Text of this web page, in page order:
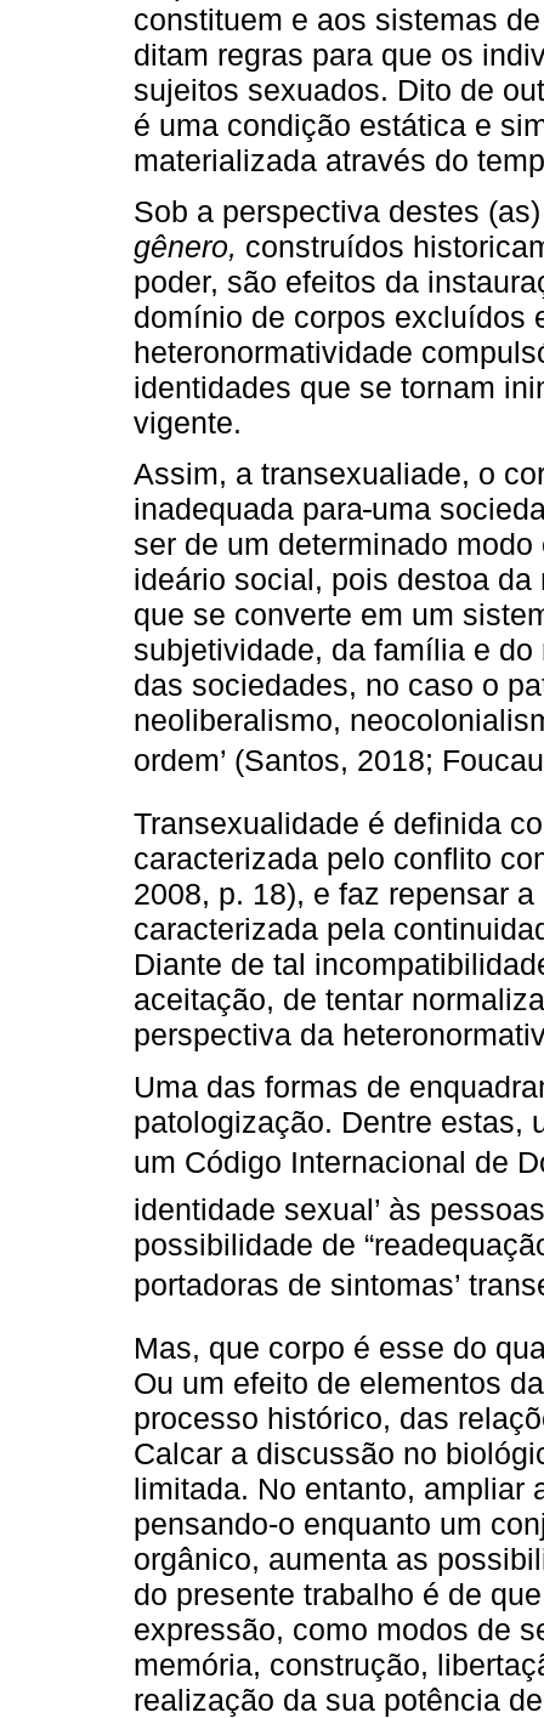
constituem e aos sistemas
ditam regras para que os
sujeitos sexuados. Dito de
é uma condição estática e
materializada através do
Sob a perspectiva destes
gênero, construídos
poder, são efeitos da
domínio de corpos excluídos
heteronormatividade
identidades que se tornam
vigente.
Assim, a transexualiade, o
inadequada para uma
ser de um determinado
ideário social, pois destoa
que se converte em um
subjetividade, da família e
das sociedades, no caso o
neoliberalismo,
ordem’ (Santos, 2018;
Transexualidade é definida
caracterizada pelo conflito
2008, p. 18), e faz repensar
caracterizada pela
Diante de tal
aceitação, de tentar
perspectiva da
Uma das formas de
patologização. Dentre estas,
um Código Internacional de
identidade sexual’ às
possibilidade de
portadoras de sintomas’
Mas, que corpo é esse do
Ou um efeito de elementos
processo histórico, das
Calcar a discussão no
limitada. No entanto, ampliar
pensando-o enquanto um
orgânico, aumenta as
do presente trabalho é de
expressão, como modos de
memória, construção,
realização da sua potência